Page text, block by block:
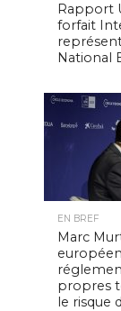
Rapport
forfait
National
EN BREF
Marc
propres
le risque